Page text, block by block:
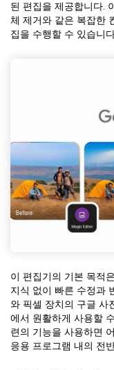
된 편집을 제공합니다.
체 제거와 같은 복잡한
집을 수행할 수 있습니
이 편집기의 기본 목적
지식 없이 빠른 수정과
와 픽셀 장치의 구글 사
에서 원활하게 사용할
련의 기능을 사용하면
응용 프로그램 내의 전